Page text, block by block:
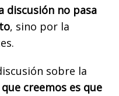
discusión no pasa
, sino por la
sobre la
que creemos es que